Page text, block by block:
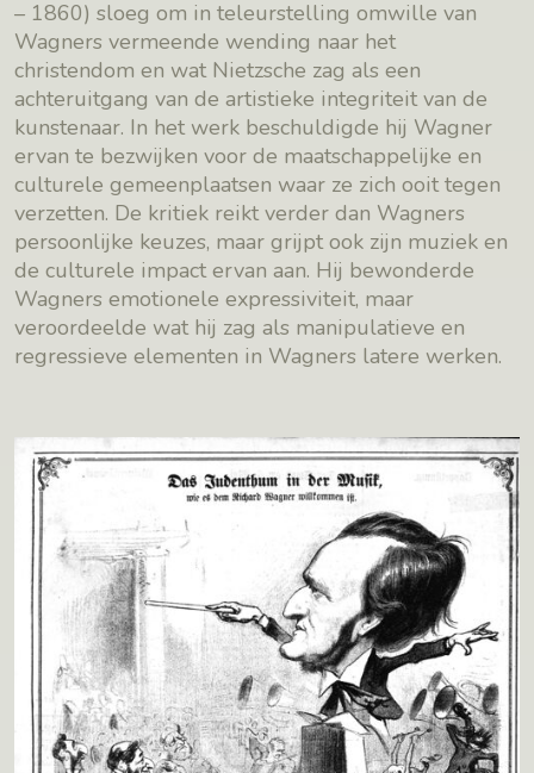
– 1860) sloeg om in teleurstelling omwille van
Wagners vermeende wending naar het
christendom en wat Nietzsche zag als een
achteruitgang van de artistieke integriteit van de
kunstenaar. In het werk beschuldigde hij Wagner
ervan te bezwijken voor de maatschappelijke en
culturele gemeenplaatsen waar ze zich ooit tegen
verzetten. De kritiek reikt verder dan Wagners
persoonlijke keuzes, maar grijpt ook zijn muziek en
de culturele impact ervan aan. Hij bewonderde
Wagners emotionele expressiviteit, maar
veroordeelde wat hij zag als manipulatieve en
regressieve elementen in Wagners latere werken.